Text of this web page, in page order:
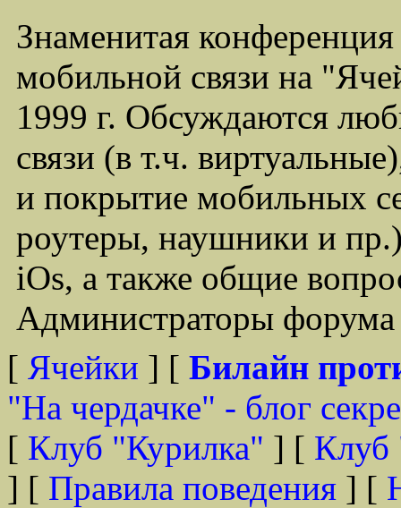
Знаменитая
мобильной связи на
1999 г. Обсуждаются
связи (в т.ч.
и покрытие мобильных
роутеры, наушники и
iOs, а также общие
Администраторы
[ Ячейки ] [ Билайн
"На чердачке" - блог
[ Клуб "Курилка" ] [ Клуб
] [ Правила поведения ] [